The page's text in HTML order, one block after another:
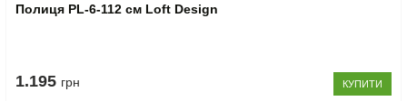
Полиця PL-6-112 см Loft Design
1.195 грн КУПИТИ